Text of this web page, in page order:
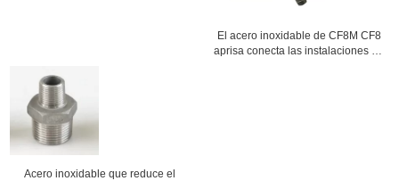
El acero inoxidable de CF8M CF8
aprisa conecta las instalaciones de
Acero inoxidable que reduce el